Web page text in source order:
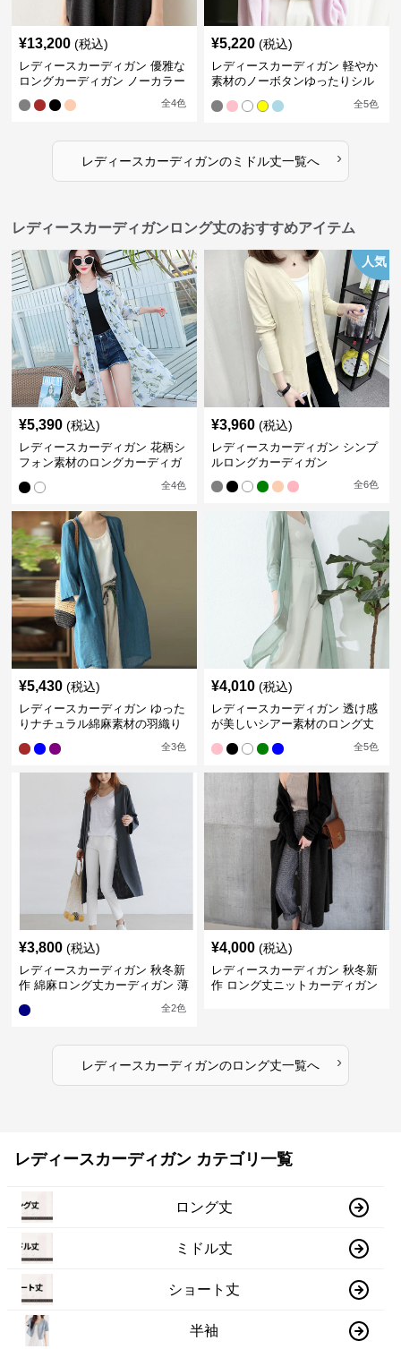
¥13,200 (税込)
レディースカーディガン 優雅な
ロングカーディガン ノーカラー
全4色
¥5,220 (税込)
レディースカーディガン 軽やか
素材のノーボタンゆったりシル
全5色
レディースカーディガンのミドル丈一覧へ ›
レディースカーディガンロング丈のおすすめアイテム
¥5,390 (税込)
レディースカーディガン 花柄シ
フォン素材のロングカーディガ
全4色
人気
¥3,960 (税込)
レディースカーディガン シンプ
ルロングカーディガン
全6色
¥5,430 (税込)
レディースカーディガン ゆった
りナチュラル綿麻素材の羽織り
全3色
¥4,010 (税込)
レディースカーディガン 透け感
が美しいシアー素材のロング丈
全5色
¥3,800 (税込)
レディースカーディガン 秋冬新
作 綿麻ロング丈カーディガン 薄
全2色
¥4,000 (税込)
レディースカーディガン 秋冬新
作 ロング丈ニットカーディガン
レディースカーディガンのロング丈一覧へ ›
レディースカーディガン カテゴリ一覧
ロング丈
ミドル丈
ショート丈
半袖